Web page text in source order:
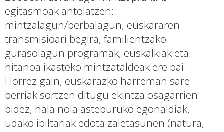
egitasmoak antolatzen:
mintzalagun/berbalagun; euskararen
transmisioari begira, familientzako
gurasolagun programak; euskalkiak eta
hitanoa ikasteko mintzataldeak ere bai.
Horrez gain, euskarazko harreman sare
berriak sortzen ditugu ekintza osagarrien
bidez, hala nola asteburuko egonaldiak,
udako ibiltariak edota zaletasunen (natura,